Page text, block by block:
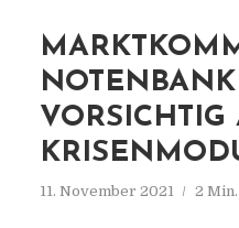
VORSICHTIG
11. November 2021 2